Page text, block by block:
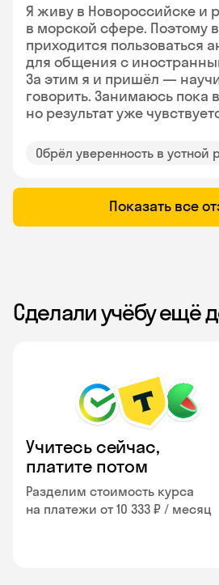
Я живу в Новороссийске и
в морской сфере. Поэтому
приходится пользоваться
для общения с
За этим я и пришёл —
говорить. Занимаюсь пока
но результат уже
Обрёл уверенность в устной
Показать все
Сделали учёбу ещё
Учитесь сейчас,
платите потом
Разделим стоимость курса
на платежи от 10 333 ₽ / месяц